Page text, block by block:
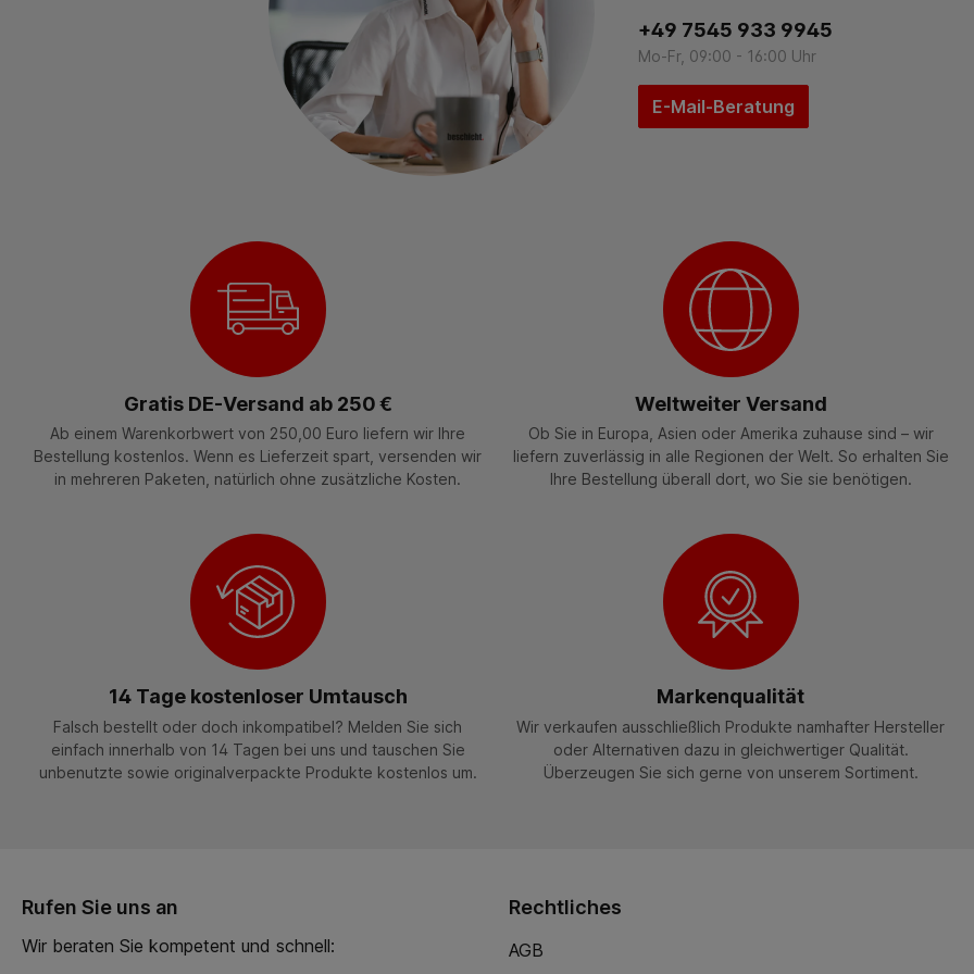
+49 7545 933 9945
Mo-Fr, 09:00 - 16:00 Uhr
E-Mail-Beratung
Gratis DE-Versand ab 250 €
Ab einem Warenkorbwert von 250,00 Euro liefern wir Ihre
Bestellung kostenlos. Wenn es Lieferzeit spart, versenden wir
in mehreren Paketen, natürlich ohne zusätzliche Kosten.
Weltweiter Versand
Ob Sie in Europa, Asien oder Amerika zuhause sind – wir
liefern zuverlässig in alle Regionen der Welt. So erhalten Sie
Ihre Bestellung überall dort, wo Sie sie benötigen.
14 Tage kostenloser Umtausch
Falsch bestellt oder doch inkompatibel? Melden Sie sich
einfach innerhalb von 14 Tagen bei uns und tauschen Sie
unbenutzte sowie originalverpackte Produkte kostenlos um.
Markenqualität
Wir verkaufen ausschließlich Produkte namhafter Hersteller
oder Alternativen dazu in gleichwertiger Qualität.
Überzeugen Sie sich gerne von unserem Sortiment.
Rufen Sie uns an
Wir beraten Sie kompetent und schnell:
Rechtliches
AGB